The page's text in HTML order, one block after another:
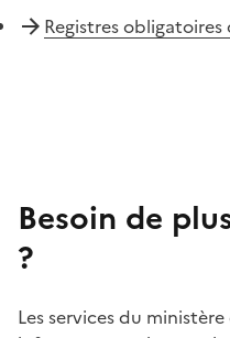
Registres
Besoin de
?
Les services du